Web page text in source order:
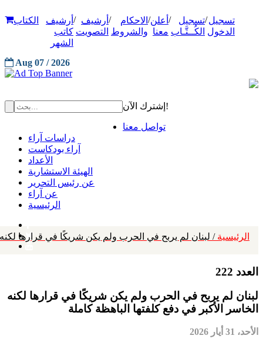
تسجيل
الدخول
/تسجيل
الكُــتَّـاب
/ أعلن
معنا
/ الاحكام
والشروط
/ أرشيف
التصويت
/ أرشيف
كاتب
الشهر
الكتاب
Aug 07 / 2026
إشترك الآن!
تواصل معنا
دراسات آراء
آراء بودكاست
الأعداد
الهيئة الاستشارية
عن رئيس التحرير
عن آراء
الرئيسية
الرئيسية / لبنان لم يربح في الحرب ولم يكن شريكًا في قرارها لكنه
العدد 222
لبنان لم يربح في الحرب ولم يكن شريكًا في قرارها لكنه
الخاسر الأكبر في دفع كلفتها الباهظة كاملة
الأحد، 31 أيار 2026